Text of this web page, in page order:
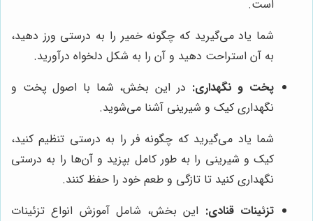
است.
شما یاد می‌گیرید که چگونه خمیر را به درستی ورز دهید،
به آن استراحت دهید و آن را به شکل دلخواه درآورید.
پخت و نگهداری: در این بخش، شما با اصول پخت و
نگهداری کیک و شیرینی آشنا می‌شوید.
شما یاد می‌گیرید که چگونه فر را به درستی تنظیم کنید،
کیک و شیرینی را به طور کامل بپزید و آن‌ها را به درستی
نگهداری کنید تا تازگی و طعم خود را حفظ کنند.
تزئینات قنادی: این بخش، شامل آموزش انواع تزئینات